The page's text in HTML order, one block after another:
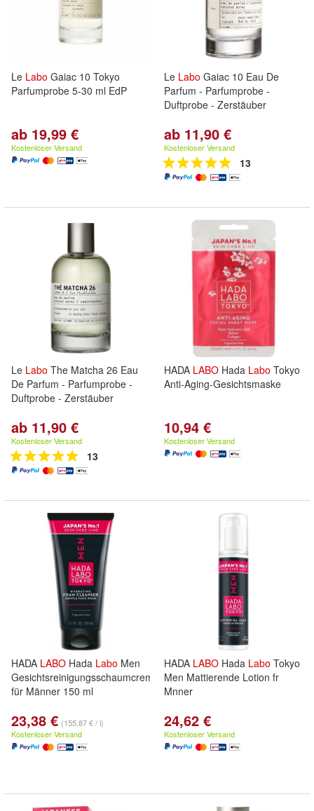
Le Labo Gaiac 10 Tokyo
Parfumprobe 5-30 ml EdP
ab 19,99 €
Kostenloser Versand
Le Labo Gaiac 10 Eau De
Parfum - Parfumprobe -
Duftprobe - Zerstäuber
ab 11,90 €
Kostenloser Versand
13
Le Labo The Matcha 26 Eau
De Parfum - Parfumprobe -
Duftprobe - Zerstäuber
ab 11,90 €
Kostenloser Versand
13
HADA LABO Hada Labo Tokyo
Anti-Aging-Gesichtsmaske
10,94 €
Kostenloser Versand
HADA LABO Hada Labo Men
Gesichtsreinigungsschaumcreme
für Männer 150 ml
23,38 € (155,87 € / l)
Kostenloser Versand
HADA LABO Hada Labo Tokyo
Men Mattierende Lotion fr
Mnner
24,62 €
Kostenloser Versand